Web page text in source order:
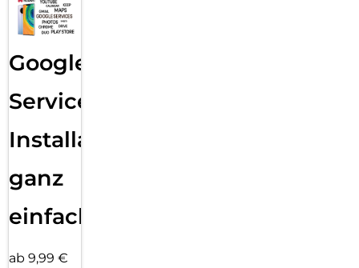
Google
Services
Installation
ganz
einfach
ab 9,99 €